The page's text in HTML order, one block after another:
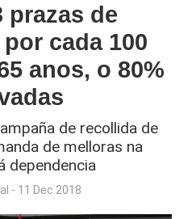
prazas de
cada 100
anos, o 80%
de recollida de
de melloras na
dependencia
- 11 Dec 2018